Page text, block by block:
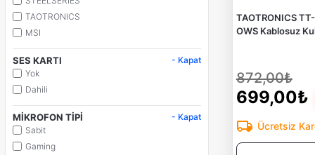
TAOTRONICS
MSI
SES KARTI
- Kapat
Yok
Dahili
MİKROFON TİPİ
- Kapat
Sabit
Gaming
TAOTRONICS
OWS Kablosuz
872,00₺
699,00₺
Ücretsiz